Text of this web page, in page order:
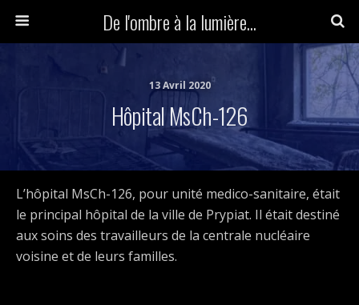
De l'ombre à la lumière...
13 Avril 2020
Hôpital MsCh-126
L’hôpital MsCh-126, pour unité medico-sanitaire, était
le principal hôpital de la ville de Prypiat. Il était destiné
aux soins des travailleurs de la centrale nucléaire
voisine et de leurs familles.